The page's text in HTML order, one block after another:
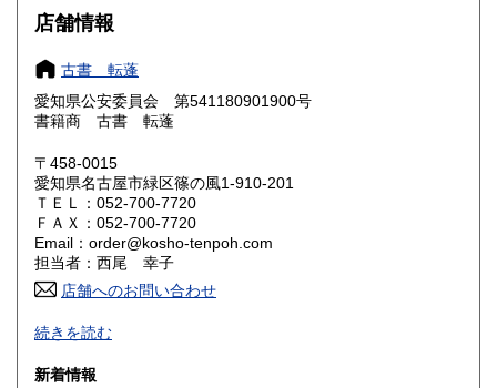
大阪府
奈良県
鳥取県
岡山県 810円 広島県
山口県 810円
香川県
佐賀県
店舗情報
古書 転蓬
愛知県公安委員会 第541180901900号
書籍商 古書 転蓬
〒458-0015
愛知県名古屋市緑区篠の風1-910-201
ＴＥＬ：052-700-7720
ＦＡＸ：052-700-7720
Email：order@kosho-tenpoh.com
担当者：西尾 幸子
店舗へのお問い合わせ
近代文学、海外文学、探偵・幻想・SF、美術、絵本・児童
書、オカルティズムなど。
HPもぜひご覧下さいませ。
続きを読む
新着情報